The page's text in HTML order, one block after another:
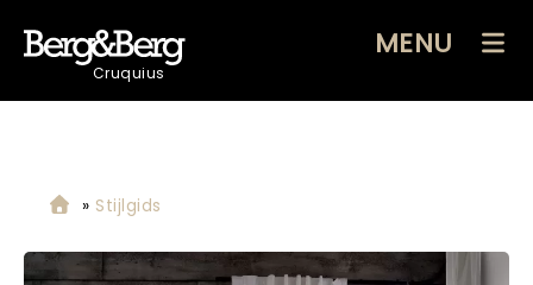
Cruquius
MENU
» Stijlgids